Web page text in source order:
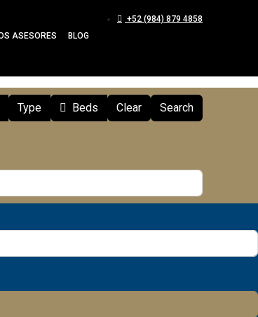
ASESORES BLOG
+52 (984) 879 4858
Type Beds Clear Search